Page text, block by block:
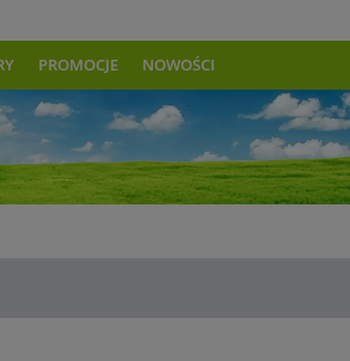
PROMOCJE NOWOŚCI